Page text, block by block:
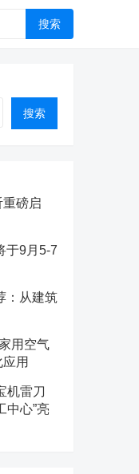
搜索
搜索
磅启
于9月5-7
：从建筑
用空气
用
机雷刀
中心”亮